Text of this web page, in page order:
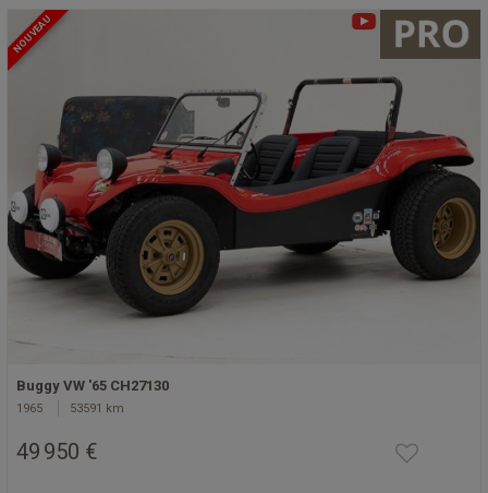
NOUVEAU
Buggy VW '65 CH27130
1965 53591 km
49 950 €